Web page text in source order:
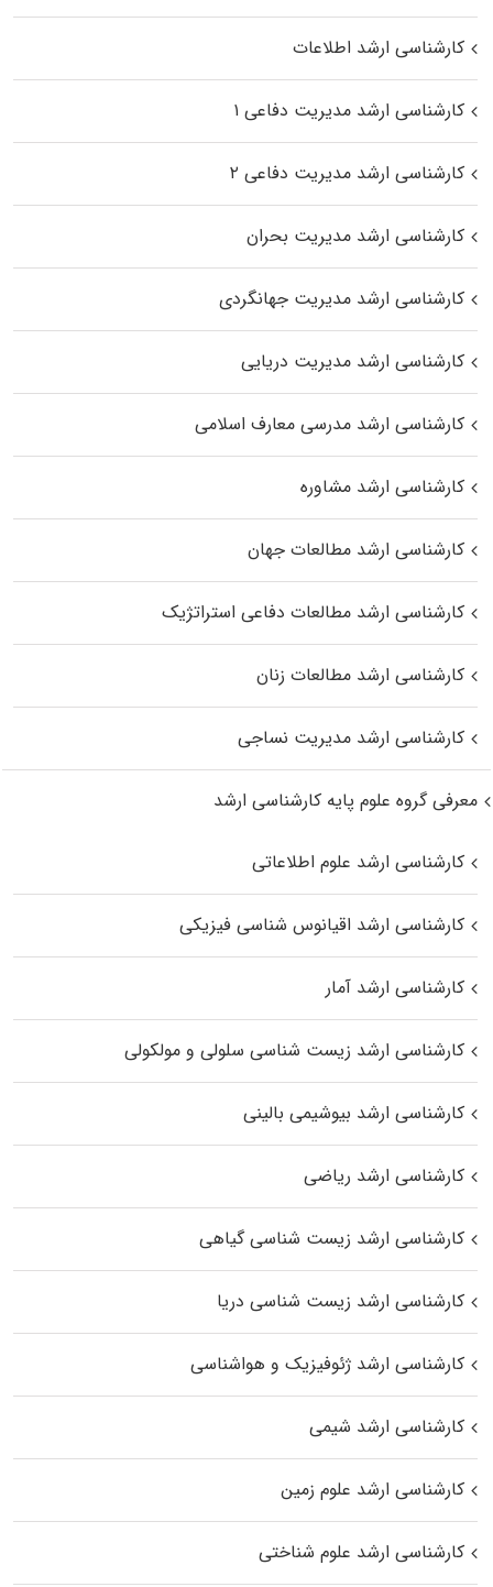
کارشناسی ارشد اطلاعات
کارشناسی ارشد مدیریت دفاعی ۱
کارشناسی ارشد مدیریت دفاعی ۲
کارشناسی ارشد مدیریت بحران
کارشناسی ارشد مدیریت جهانگردی
کارشناسی ارشد مدیریت دریایی
کارشناسی ارشد مدرسی معارف اسلامی
کارشناسی ارشد مشاوره
کارشناسی ارشد مطالعات جهان
کارشناسی ارشد مطالعات دفاعی استراتژیک
کارشناسی ارشد مطالعات زنان
کارشناسی ارشد مدیریت نساجی
معرفی گروه علوم پایه کارشناسی ارشد
کارشناسی ارشد علوم اطلاعاتی
کارشناسی ارشد اقیانوس‌ شناسی فیزیکی
کارشناسی ارشد آمار
کارشناسی ارشد زیست شناسی سلولی و مولکولی
کارشناسی ارشد بیوشیمی بالینی
کارشناسی ارشد ریاضی
کارشناسی ارشد زیست‌ شناسی گیاهی
کارشناسی ارشد زیست‌ شناسی دریا
کارشناسی ارشد ژئوفیزیک و هواشناسی
کارشناسی ارشد شیمی
کارشناسی ارشد علوم زمین
کارشناسی ارشد علوم شناختی